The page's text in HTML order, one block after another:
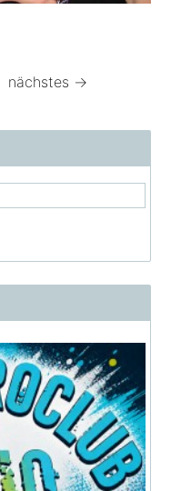
nächstes →